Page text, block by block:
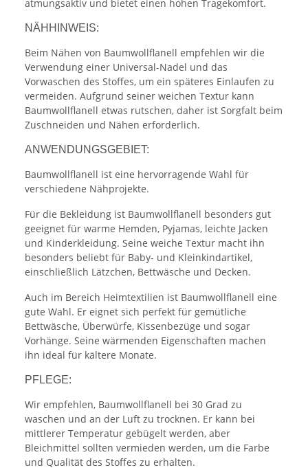
atmungsaktiv und bietet einen hohen Tragekomfort.
NÄHHINWEIS:
Beim Nähen von Baumwollflanell empfehlen wir die
Verwendung einer Universal-Nadel und das
Vorwaschen des Stoffes, um ein späteres Einlaufen zu
vermeiden. Aufgrund seiner weichen Textur kann
Baumwollflanell etwas rutschen, daher ist Sorgfalt beim
Zuschneiden und Nähen erforderlich.
ANWENDUNGSGEBIET:
Baumwollflanell ist eine hervorragende Wahl für
verschiedene Nähprojekte.
Für die Bekleidung ist Baumwollflanell besonders gut
geeignet für warme Hemden, Pyjamas, leichte Jacken
und Kinderkleidung. Seine weiche Textur macht ihn
besonders beliebt für Baby- und Kleinkindartikel,
einschließlich Lätzchen, Bettwäsche und Decken.
Auch im Bereich Heimtextilien ist Baumwollflanell eine
gute Wahl. Er eignet sich perfekt für gemütliche
Bettwäsche, Überwürfe, Kissenbezüge und sogar
Vorhänge. Seine wärmenden Eigenschaften machen
ihn ideal für kältere Monate.
PFLEGE:
Wir empfehlen, Baumwollflanell bei 30 Grad zu
waschen und an der Luft zu trocknen. Er kann bei
mittlerer Temperatur gebügelt werden, aber
Bleichmittel sollten vermieden werden, um die Farbe
und Qualität des Stoffes zu erhalten.